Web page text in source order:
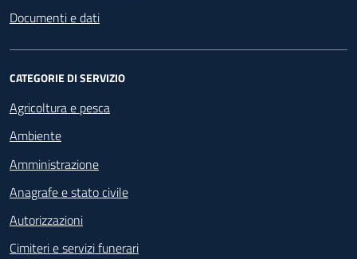
Documenti e dati
CATEGORIE DI SERVIZIO
Agricoltura e pesca
Ambiente
Amministrazione
Anagrafe e stato civile
Autorizzazioni
Cimiteri e servizi funerari